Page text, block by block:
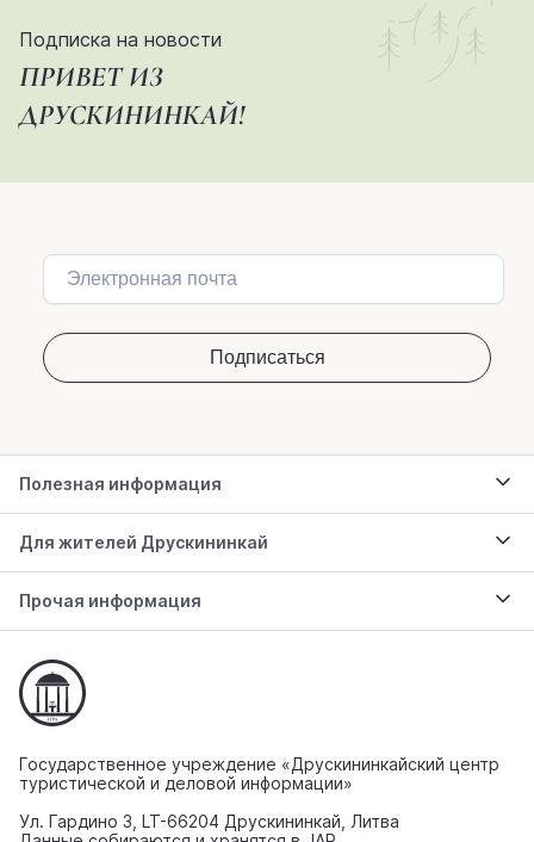
Подписка на новости
ПРИВЕТ ИЗ
ДРУСКИНИНКАЙ!
Полезная информация
Для жителей Друскининкай
Прочая информация
Государственное учреждение «Друскининкайский центр
туристической и деловой информации»
Ул. Гардино 3, LT-66204 Друскининкай, Литва